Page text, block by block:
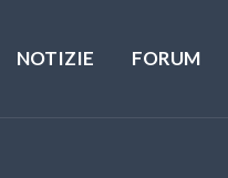
NOTIZIE FORUM